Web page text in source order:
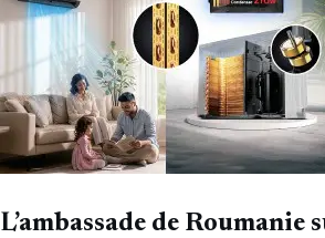
L’ambassade de Roumanie